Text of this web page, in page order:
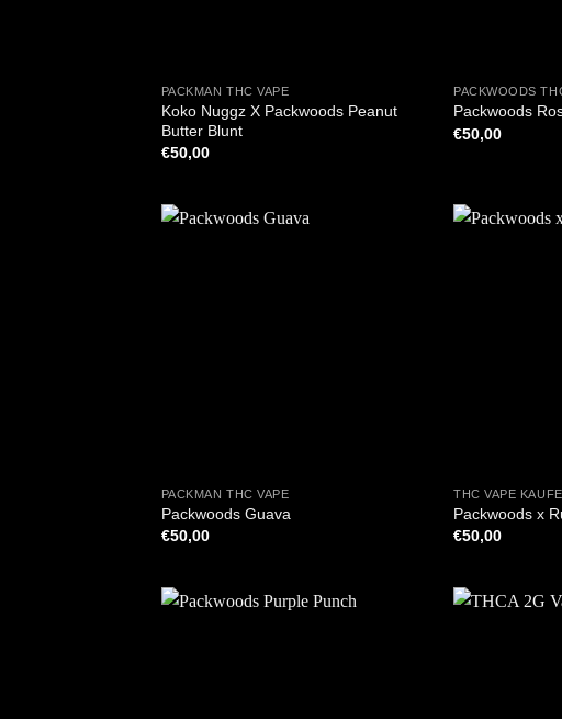
PACKMAN THC VAPE
Koko Nuggz X Packwoods Peanut
Butter Blunt
€50,00
PACKWOODS
Packwoods
€50,00
PACKMAN THC VAPE
Packwoods Guava
€50,00
THC VAPE
Packwoods x
€50,00